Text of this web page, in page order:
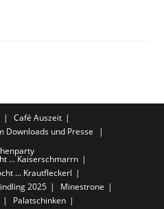
Café Auszeit
Downloads und Presse
… Kaiserschmarrn
… Krautfleckerl
2025
Minestrone
Palatschinken